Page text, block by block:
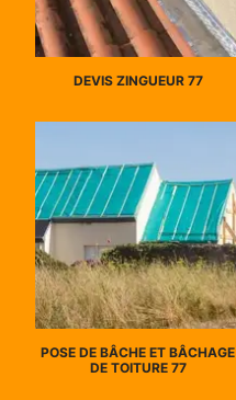
DEVIS ZINGUEUR 77
POSE DE BÂCHE ET BÂCHAGE
DE TOITURE 77